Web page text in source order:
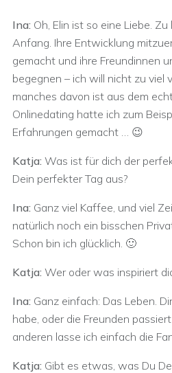
Ina: Oh, Elin ist so eine Liebe.
Anfang. Ihre Entwicklung
gemacht und ihre Freundinnen
begegnen – ich will nicht zu viel
manches davon ist aus dem
Onlinedating hatte ich zum
Erfahrungen gemacht … 😉
Katja: Was ist für dich der
Dein perfekter Tag aus?
Ina: Ganz viel Kaffee, und viel
natürlich noch ein bisschen
Schon bin ich glücklich. 🙂
Katja: Wer oder was inspiriert
Ina: Ganz einfach: Das Leben.
habe, oder die Freunden
anderen lasse ich einfach die
Katja: Gibt es etwas, was Du